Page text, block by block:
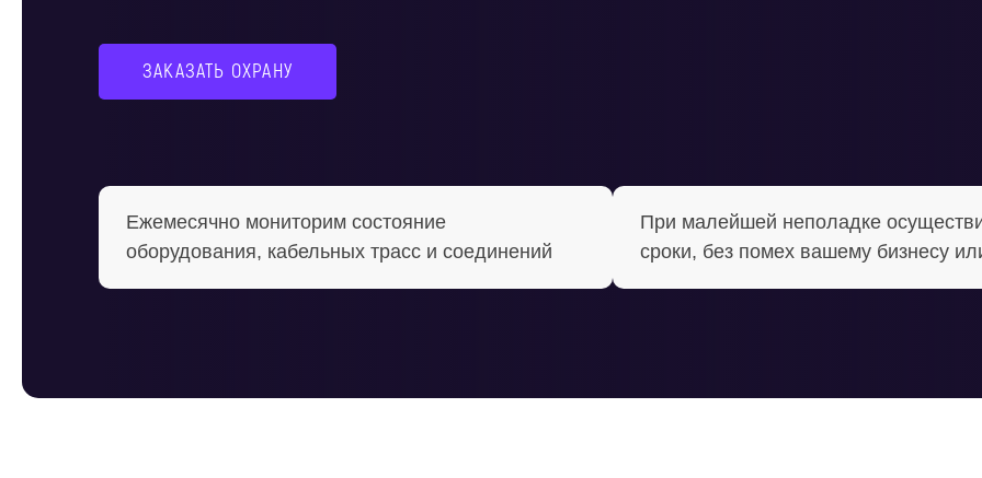
ЗАКАЗАТЬ ОХРАНУ
Ежемесячно мониторим состояние
оборудования, кабельных трасс и соединений
При малейшей неполадке
сроки, без помех вашему бизнесу